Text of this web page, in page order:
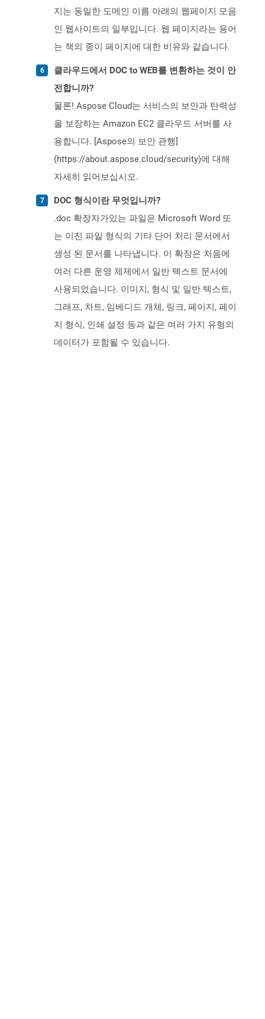
지는 동일한 도메인 이름 아래의 웹페이지 모음
인 웹사이트의 일부입니다. 웹 페이지라는 용어
는 책의 종이 페이지에 대한 비유와 같습니다.
클라우드에서 DOC to WEB를 변환하는 것이 안
전합니까?
물론! Aspose Cloud는 서비스의 보안과 탄력성
을 보장하는 Amazon EC2 클라우드 서버를 사
용합니다. [Aspose의 보안 관행]
(https://about.aspose.cloud/security)에 대해
자세히 읽어보십시오.
DOC 형식이란 무엇입니까?
.doc 확장자가있는 파일은 Microsoft Word 또
는 이진 파일 형식의 기타 단어 처리 문서에서
생성 된 문서를 나타냅니다. 이 확장은 처음에
여러 다른 운영 체제에서 일반 텍스트 문서에
사용되었습니다. 이미지, 형식 및 일반 텍스트,
그래프, 차트, 임베디드 개체, 링크, 페이지, 페이
지 형식, 인쇄 설정 등과 같은 여러 가지 유형의
데이터가 포함될 수 있습니다.